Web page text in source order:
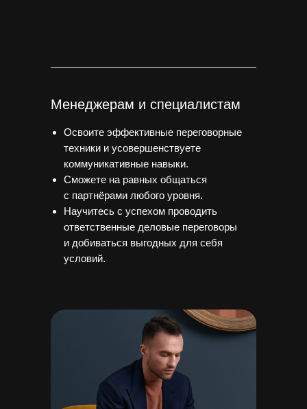
Менеджерам и специалистам
Освоите эффективные переговорные
техники и усовершенствуете
коммуникативные навыки.
Сможете на равных общаться
с партнёрами любого уровня.
Научитесь с успехом проводить
ответственные деловые переговоры
и добиваться выгодных для себя
условий.